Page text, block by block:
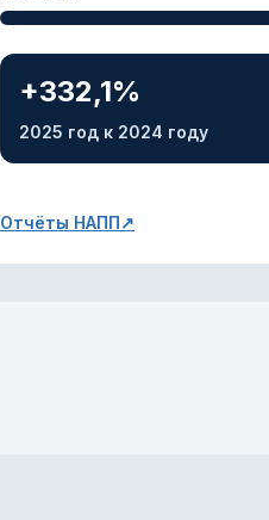
+332,1%
2025 год к 2024 году
Отчёты НАПП↗